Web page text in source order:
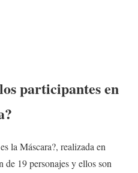
participantes en
la Máscara?, realizada en
19 personajes y ellos son